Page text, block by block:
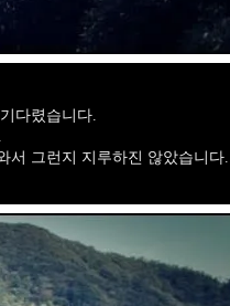
다렸습니다.
서 그런지 지루하진 않았습니다.